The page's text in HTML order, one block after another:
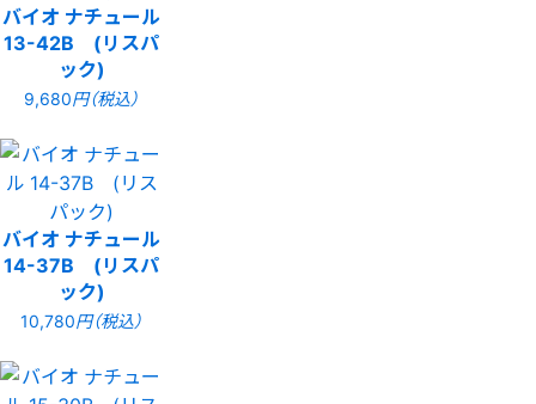
バイオ ナチュール
13-42B (リスパ
ック)
9,680円（税込）
バイオ ナチュール
14-37B (リスパ
ック)
10,780円（税込）